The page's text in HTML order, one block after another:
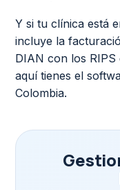
Y si tu clínica está
incluye la
DIAN con los RIPS
aquí tienes el
Colombia.